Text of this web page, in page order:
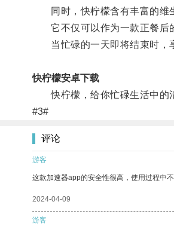
同时，快柠檬含有丰富的维生
它不仅可以作为一款正餐后的
当忙碌的一天即将结束时，享
快柠檬安卓下载
快柠檬，给你忙碌生活中的
#3#
评论
游客
这款加速器app的安全性很高，使用过程中
2024-04-09
游客